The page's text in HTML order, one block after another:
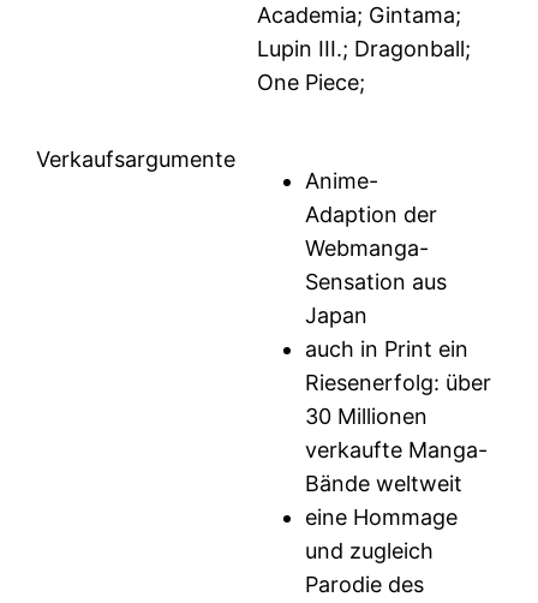
Academia; Gintama;
Lupin III.; Dragonball;
One Piece;
Verkaufsargumente
Anime-
Adaption der
Webmanga-
Sensation aus
Japan
auch in Print ein
Riesenerfolg: über
30 Millionen
verkaufte Manga-
Bände weltweit
eine Hommage
und zugleich
Parodie des